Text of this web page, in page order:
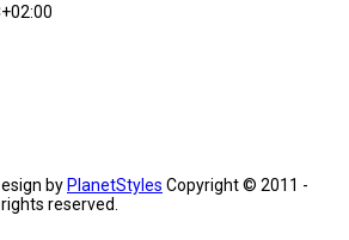
by PlanetStyles Copyright © 2011 -
reserved.